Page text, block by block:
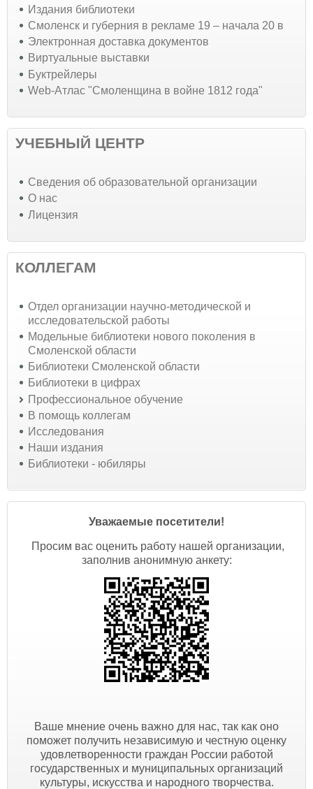
Издания библиотеки
Смоленск и губерния в рекламе 19 – начала 20 в
Электронная доставка документов
Виртуальные выставки
Буктрейлеры
Web-Атлас "Смоленщина в войне 1812 года"
УЧЕБНЫЙ ЦЕНТР
Cведения об образовательной организации
О нас
Лицензия
КОЛЛЕГАМ
Отдел организации научно-методической и
исследовательской работы
Модельные библиотеки нового поколения в
Смоленской области
Библиотеки Смоленской области
Библиотеки в цифрах
Профессиональное обучение
В помощь коллегам
Исследования
Наши издания
Библиотеки - юбиляры
Уважаемые посетители!
Просим вас оценить работу нашей организации,
заполнив анонимную анкету:
Ваше мнение очень важно для нас, так как оно
поможет получить независимую и честную оценку
удовлетворенности граждан России работой
государственных и муниципальных организаций
культуры, искусства и народного творчества.